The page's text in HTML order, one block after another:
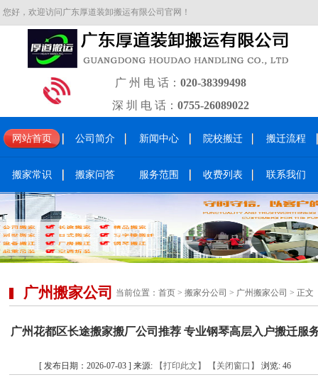
您好，欢迎访问广东厚道装卸搬运有限公司官网！
广 州 电 话： 020-38399498
深 圳 电 话： 0755-26089022
网站首页 公司简介 新闻中心 院校搬迁 搬迁流程
搬家常识 搬家问答 服务范围 收费列表 联系我们
广州搬家公司 当前位置：首页 >搬家分公司 > 广州搬家公司 > 正文
广州花都区长途搬家搬厂公司推荐 专业钢琴高层入户搬迁服
[ 发布日期：2026-07-03 ] 来源: 【打印此文】 【关闭窗口】 浏览:46